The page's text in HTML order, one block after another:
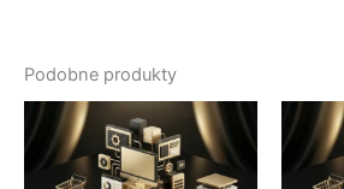
Podobne produkty